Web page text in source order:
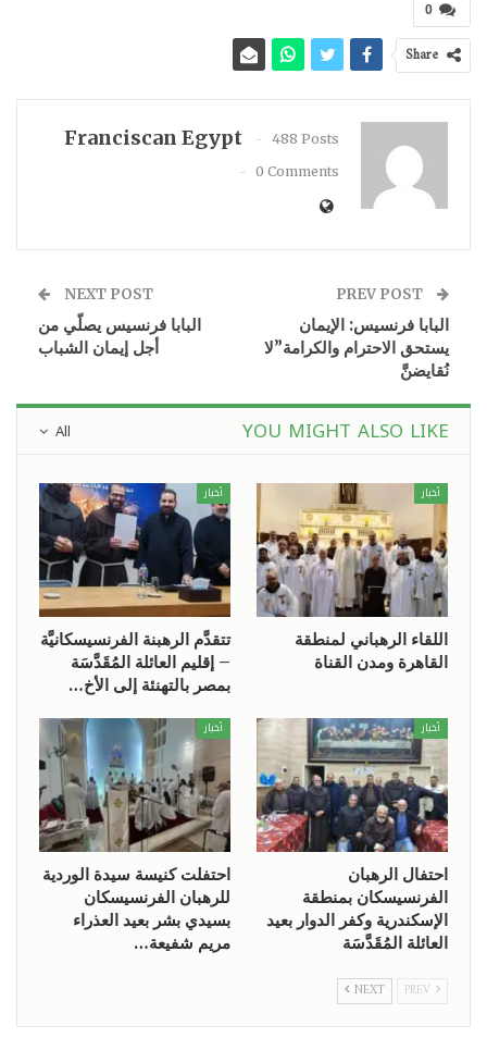
0
Share
Franciscan Egypt
488 Posts
0 Comments
البابا فرنسيس: الإيمان
يستحق الاحترام والكرامة”لا
نُقايضنَّ
NEXT POST
البابا فرنسيس يصلّي من
أجل إيمان الشباب
All YOU MIGHT ALSO LIKE
أخبار
اللقاء الرهباني لمنطقة
القاهرة ومدن القناة
أخبار
تتقدَّم الرهبنة الفرنسيسكانيَّة
– إقليم العائلة المُقَدَّسَة
بمصر بالتهنئة إلى الأخ…
أخبار
احتفال الرهبان
الفرنسيسكان بمنطقة
الإسكندرية وكفر الدوار بعيد
العائلة المُقَدَّسَة
أخبار
احتفلت كنيسة سيدة الوردية
للرهبان الفرنسيسكان
بسيدي بشر بعيد العذراء
مريم شفيعة…
NEXT